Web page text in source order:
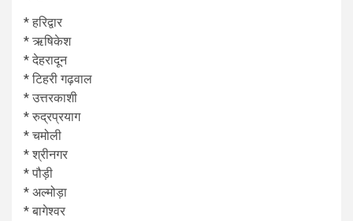
* हरिद्वार
* ऋषिकेश
* देहरादून
* टिहरी गढ़वाल
* उत्तरकाशी
* रुद्रप्रयाग
* चमोली
* श्रीनगर
* पौड़ी
* अल्मोड़ा
* बागेश्वर